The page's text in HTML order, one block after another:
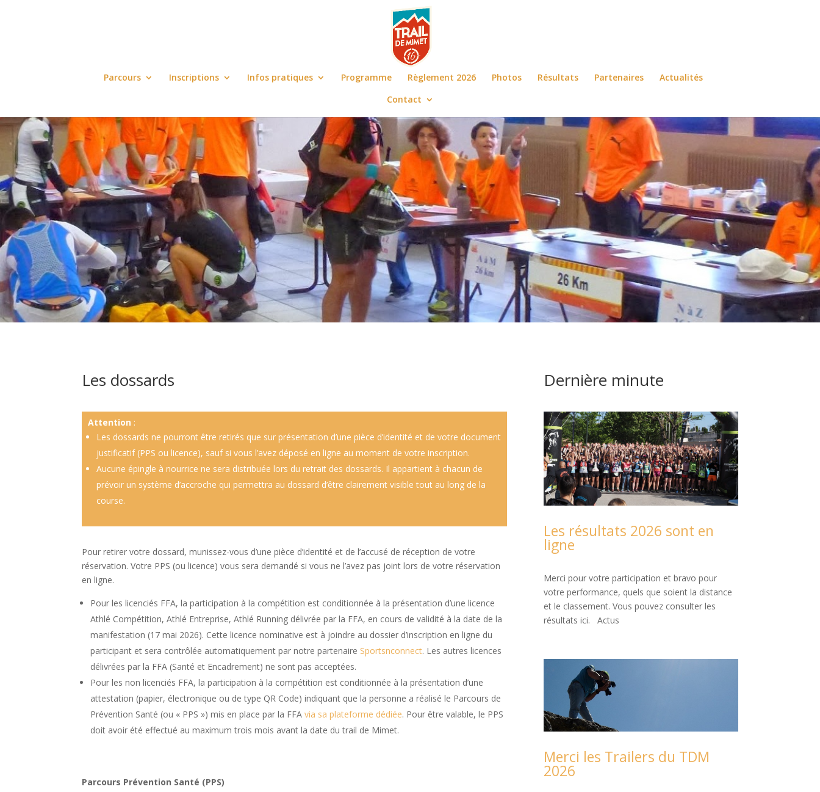
Parcours Inscriptions Infos pratiques Programme Règlement 2026 Photos Résultats Partenaires
Actualités
Contact
Les dossards
Attention :
Les dossards ne pourront être retirés que sur présentation d’une pièce d’identité et de votre document
justificatif (PPS ou licence), sauf si vous l’avez déposé en ligne au moment de votre inscription.
Aucune épingle à nourrice ne sera distribuée lors du retrait des dossards. Il appartient à chacun de
prévoir un système d’accroche qui permettra au dossard d’être clairement visible tout au long de la
course.
Pour retirer votre dossard, munissez-vous d’une pièce d’identité et de l’accusé de réception de votre
réservation. Votre PPS (ou licence) vous sera demandé si vous ne l’avez pas joint lors de votre réservation
en ligne.
Pour les licenciés FFA, la participation à la compétition est conditionnée à la présentation d’une licence
Athlé Compétition, Athlé Entreprise, Athlé Running délivrée par la FFA, en cours de validité à la date de la
manifestation (17 mai 2026). Cette licence nominative est à joindre au dossier d’inscription en ligne du
participant et sera contrôlée automatiquement par notre partenaire Sportsnconnect. Les autres licences
délivrées par la FFA (Santé et Encadrement) ne sont pas acceptées.
Pour les non licenciés FFA, la participation à la compétition est conditionnée à la présentation d’une
attestation (papier, électronique ou de type QR Code) indiquant que la personne a réalisé le Parcours de
Prévention Santé (ou « PPS ») mis en place par la FFAvia sa plateforme dédiée. Pour être valable, le PPS
doit avoir été effectué au maximum trois mois avant la date du trail de Mimet.
Parcours Prévention Santé (PPS)
Dernière minute
Les résultats 2026 sont en
ligne
Merci pour votre participation et bravo pour
votre performance, quels que soient la distance
et le classement. Vous pouvez consulter les
résultats ici. Actus
Merci les Trailers du TDM
2026